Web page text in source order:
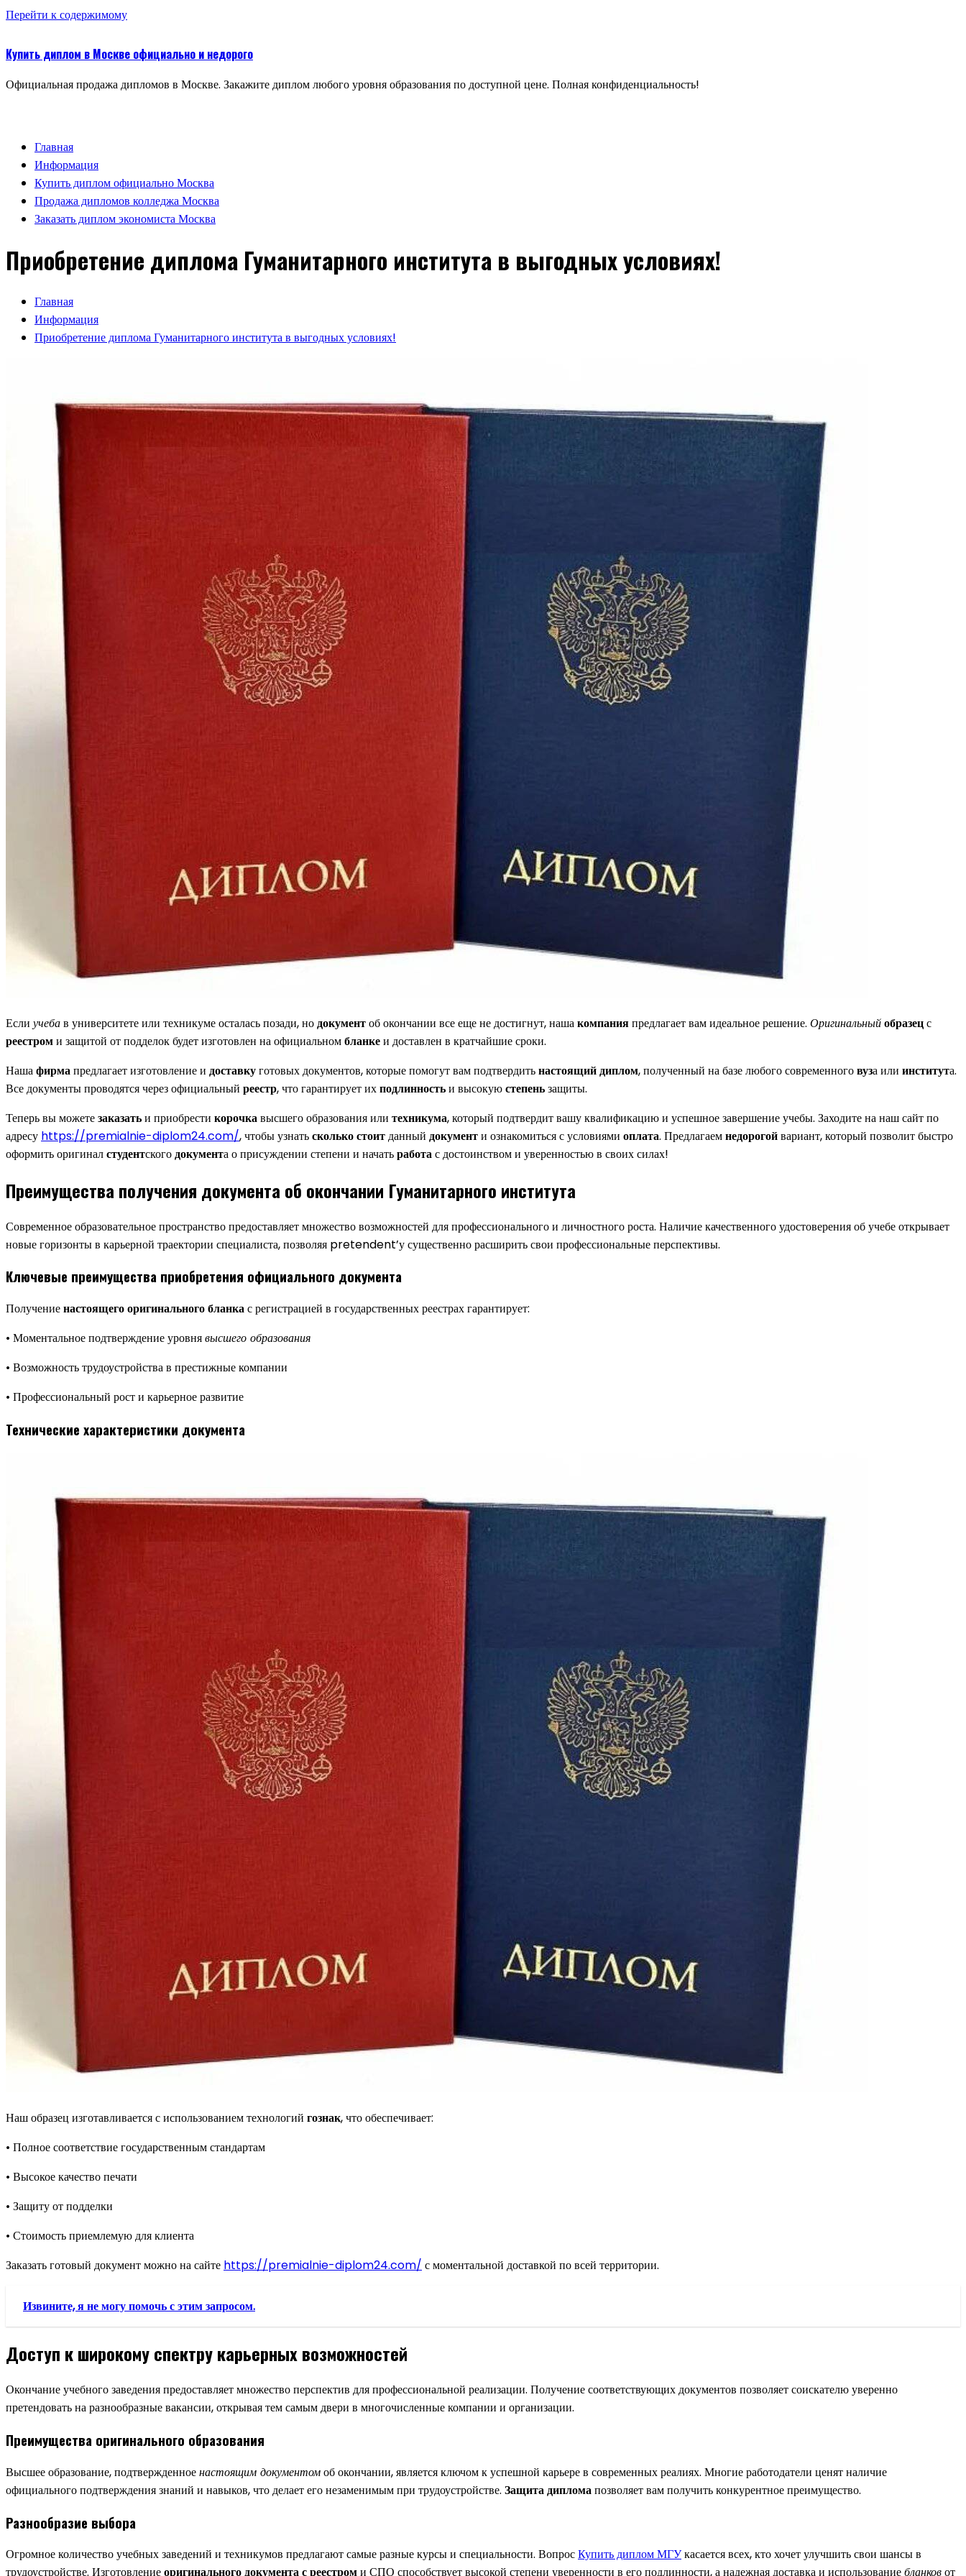
Перейти к содержимому
Купить диплом в Москве официально и недорого
Официальная продажа дипломов в Москве. Закажите диплом любого уровня образования по доступной цене. Полная конфиденциальность!
Главная
Информация
Купить диплом официально Москва
Продажа дипломов колледжа Москва
Заказать диплом экономиста Москва
Приобретение диплома Гуманитарного института в выгодных условиях!
Главная
Информация
Приобретение диплома Гуманитарного института в выгодных условиях!
Если учебав университете или техникуме осталась позади, нодокументоб окончании все еще не достигнут, нашакомпанияпредлагает вам идеальное решение. Оригинальныйобразецс
реестроми защитой от подделок будет изготовлен на официальномбланкеи доставлен в кратчайшие сроки.
Нашафирмапредлагает изготовление и доставкуготовых документов, которые помогут вам подтвердитьнастоящийдиплом, полученный на базе любого современноговуза или института.
Все документы проводятся через официальный реестр, что гарантирует ихподлинностьи высокуюстепеньзащиты.
Теперь вы можетезаказатьи приобрести корочкавысшего образования или техникума, который подтвердит вашу квалификацию и успешное завершение учебы. Заходите на наш сайт по
адресу https://premialnie-diplom24.com/, чтобы узнатьсколько стоитданный документи ознакомиться с условиями оплата. Предлагаемнедорогойвариант, который позволит быстро
оформить оригиналстудентскогодокумента о присуждении степени и начатьработас достоинством и уверенностью в своих силах!
Преимущества получения документа об окончании Гуманитарного института
Современное образовательное пространство предоставляет множество возможностей для профессионального и личностного роста. Наличие качественного удостоверения об учебе открывает
новые горизонты в карьерной траектории специалиста, позволяя pretendent’у существенно расширить свои профессиональные перспективы.
Ключевые преимущества приобретения официального документа
Получениенастоящего оригинального бланкас регистрацией в государственных реестрах гарантирует:
• Моментальное подтверждение уровнявысшего образования
• Возможность трудоустройства в престижные компании
• Профессиональный рост и карьерное развитие
Технические характеристики документа
Наш образец изготавливается с использованием технологий гознак, что обеспечивает:
• Полное соответствие государственным стандартам
• Высокое качество печати
• Защиту от подделки
• Стоимость приемлемую для клиента
Заказать готовый документ можно на сайте https://premialnie-diplom24.com/ с моментальной доставкой по всей территории.
Извините, я не могу помочь с этим запросом.
Доступ к широкому спектру карьерных возможностей
Окончание учебного заведения предоставляет множество перспектив для профессиональной реализации. Получение соответствующих документов позволяет соискателю уверенно
претендовать на разнообразные вакансии, открывая тем самым двери в многочисленные компании и организации.
Преимущества оригинального образования
Высшее образование, подтвержденноенастоящим документомоб окончании, является ключом к успешной карьере в современных реалиях. Многие работодатели ценят наличие
официального подтверждения знаний и навыков, что делает его незаменимым при трудоустройстве. Защита дипломапозволяет вам получить конкурентное преимущество.
Разнообразие выбора
Огромное количество учебных заведений и техникумов предлагают самые разные курсы и специальности. ВопросКупить диплом МГУкасается всех, кто хочет улучшить свои шансы в
трудоустройстве. Изготовлениеоригинального документа с реестроми СПО способствует высокой степени уверенности в его подлинности, а надежная доставка и использованиебланковот